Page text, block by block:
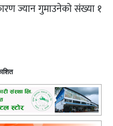
ज्यान गुमाउनेको संख्या १